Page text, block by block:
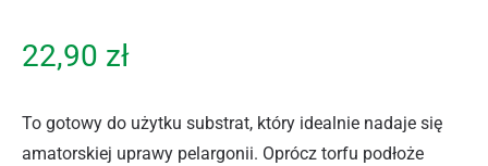
22,90 zł
To gotowy do użytku substrat, który idealnie nadaje się
amatorskiej uprawy pelargonii. Oprócz torfu podłoże